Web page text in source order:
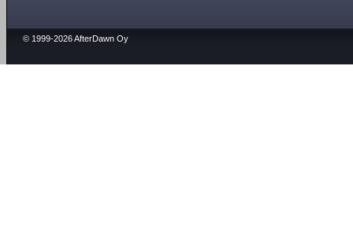
© 1999-2026 AfterDawn Oy